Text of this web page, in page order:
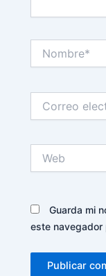
electrónico*
Guarda mi
este navegador